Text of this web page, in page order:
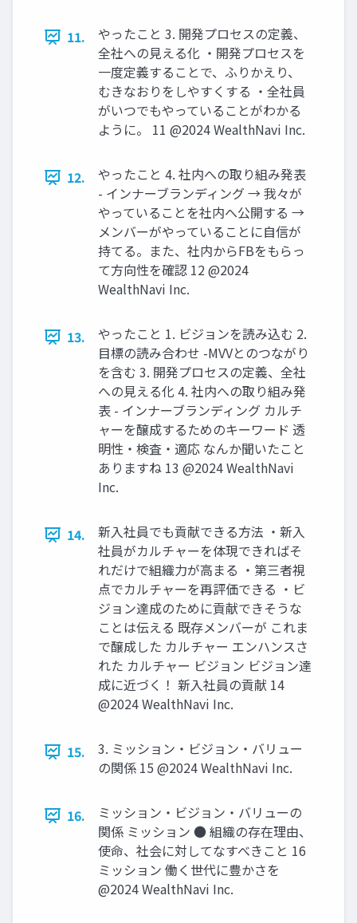
11.
やったこと 3. 開発プロセスの定義、
全社への⾒える化 ‧開発プロセスを
⼀度定義することで、ふりかえり、
むきなおりをしやすくする ‧全社員
がいつでもやっていることがわかる
ように。 11 @2024 WealthNavi Inc.
12.
やったこと 4. 社内への取り組み発表
- インナーブランディング → 我々が
やっていることを社内へ公開する →
メンバーがやっていることに⾃信が
持てる。また、社内からFBをもらっ
て⽅向性を確認 12 @2024
WealthNavi Inc.
13.
やったこと 1. ビジョンを読み込む 2.
⽬標の読み合わせ -MVVとのつながり
を含む 3. 開発プロセスの定義、全社
への⾒える化 4. 社内への取り組み発
表 - インナーブランディング カルチ
ャーを醸成するためのキーワード 透
明性‧検査‧適応 なんか聞いたこと
ありますね 13 @2024 WealthNavi
Inc.
14.
新⼊社員でも貢献できる⽅法 ‧新⼊
社員がカルチャーを体現できればそ
れだけで組織⼒が⾼まる ‧第三者視
点でカルチャーを再評価できる ‧ビ
ジョン達成のために貢献できそうな
ことは伝える 既存メンバーが これま
で醸成した カルチャー エンハンスさ
れた カルチャー ビジョン ビジョン達
成に近づく！ 新⼊社員の貢献 14
@2024 WealthNavi Inc.
15.
3. ミッション‧ビジョン‧バリュー
の関係 15 @2024 WealthNavi Inc.
16.
ミッション‧ビジョン‧バリューの
関係 ミッション ● 組織の存在理由、
使命、社会に対してなすべきこと 16
ミッション 働く世代に豊かさを
@2024 WealthNavi Inc.